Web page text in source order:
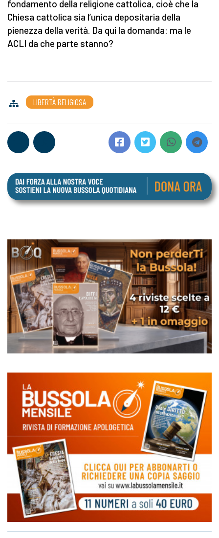
fondamento della religione cattolica, cioè che la
Chiesa cattolica sia l’unica depositaria della
pienezza della verità. Da qui la domanda: ma le
ACLI da che parte stanno?
LIBERTÀ RELIGIOSA